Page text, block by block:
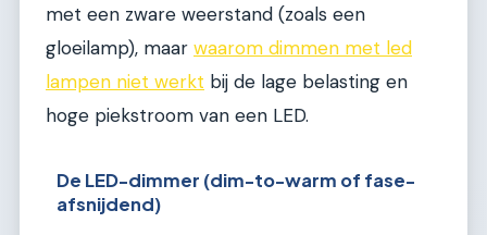
met een zware weerstand (zoals een
gloeilamp), maar waarom dimmen met led
lampen niet werkt bij de lage belasting en
hoge piekstroom van een LED.
De LED-dimmer (dim-to-warm of fase-
afsnijdend)